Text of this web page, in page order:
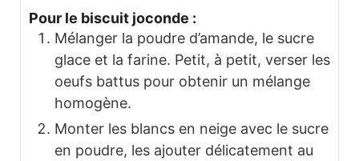
Pour le biscuit joconde :
Mélanger la poudre d’amande, le sucre
glace et la farine. Petit, à petit, verser les
oeufs battus pour obtenir un mélange
homogène.
Monter les blancs en neige avec le sucre
en poudre, les ajouter délicatement au